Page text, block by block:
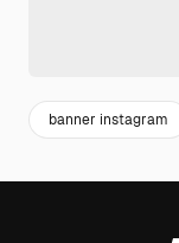
banner instagram